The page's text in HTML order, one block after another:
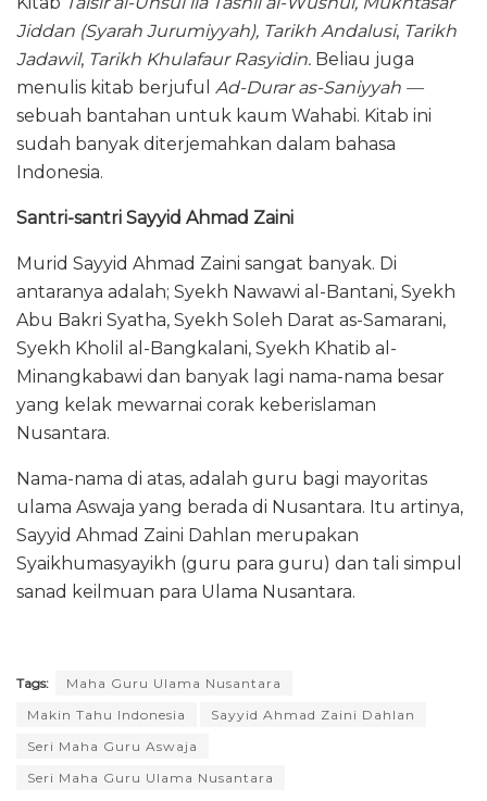
Jiddan (Syarah Jurumiyyah), Tarikh Andalusi, Tarikh
Jadawil, Tarikh Khulafaur Rasyidin. Beliau juga
menulis kitab berjuful Ad-Durar as-Saniyyah —
sebuah bantahan untuk kaum Wahabi. Kitab ini
sudah banyak diterjemahkan dalam bahasa
Indonesia.
Santri-santri Sayyid Ahmad Zaini
Murid Sayyid Ahmad Zaini sangat banyak. Di
antaranya adalah; Syekh Nawawi al-Bantani, Syekh
Abu Bakri Syatha, Syekh Soleh Darat as-Samarani,
Syekh Kholil al-Bangkalani, Syekh Khatib al-
Minangkabawi dan banyak lagi nama-nama besar
yang kelak mewarnai corak keberislaman
Nusantara.
Nama-nama di atas, adalah guru bagi mayoritas
ulama Aswaja yang berada di Nusantara. Itu artinya,
Sayyid Ahmad Zaini Dahlan merupakan
Syaikhumasyayikh (guru para guru) dan tali simpul
sanad keilmuan para Ulama Nusantara.
Tags:
Maha Guru Ulama Nusantara
Makin Tahu Indonesia
Sayyid Ahmad Zaini Dahlan
Seri Maha Guru Aswaja
Seri Maha Guru Ulama Nusantara